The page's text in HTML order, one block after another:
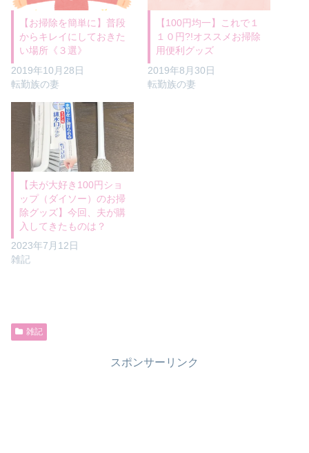
【お掃除を簡単に】普段
からキレイにしておきた
い場所《３選》
2019年10月28日
転勤族の妻
【100円均一】これで１
１０円?!オススメお掃除
用便利グッズ
2019年8月30日
転勤族の妻
【夫が大好き100円ショ
ップ（ダイソー）のお掃
除グッズ】今回、夫が購
入してきたものは？
2023年7月12日
雑記
雑記
スポンサーリンク